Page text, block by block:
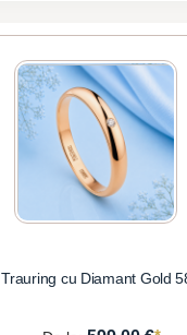
Trauring cu Diamant Gold